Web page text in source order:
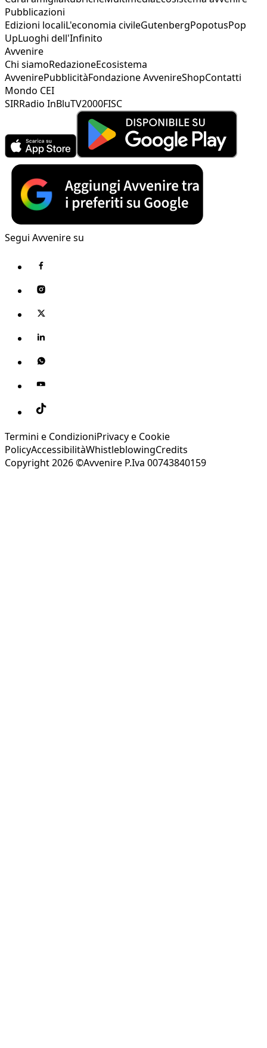
Pubblicazioni
Edizioni localiL'economia civileGutenbergPopotusPop
UpLuoghi dell'Infinito
Avvenire
Chi siamoRedazioneEcosistema
AvvenirePubblicitàFondazione AvvenireShopContatti
Mondo CEI
SIRRadio InBluTV2000FISC
Segui Avvenire su
Termini e CondizioniPrivacy e Cookie
PolicyAccessibilitàWhistleblowingCredits
Copyright 2026 ©Avvenire P.Iva 00743840159